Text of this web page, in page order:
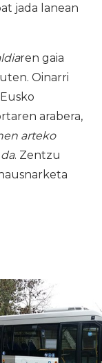
jada lanean
ren gaia
Oinarri
arabera,
arteko
. Zentzu